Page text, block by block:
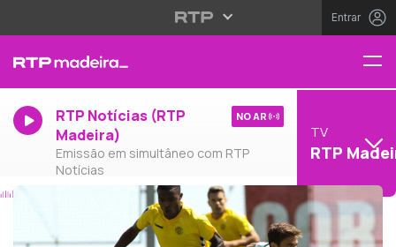
Entrar
RTP Notícias (RTP
Madeira)
Emissão em simultâneo com RTP
Notícias
NO AR
TV
RTP